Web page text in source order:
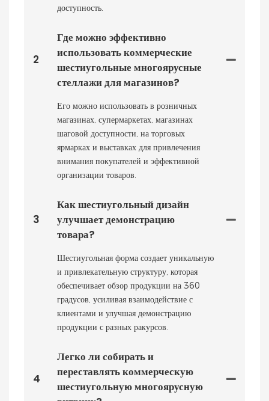
доступность.
2
Где можно эффективно
использовать коммерческие
шестиугольные многоярусные
стеллажи для магазинов?
Его можно использовать в розничных
магазинах, супермаркетах, магазинах
шаговой доступности, на торговых
ярмарках и выставках для привлечения
внимания покупателей и эффективной
организации товаров.
3
Как шестиугольный дизайн
улучшает демонстрацию
товара?
Шестиугольная форма создает уникальную
и привлекательную структуру, которая
обеспечивает обзор продукции на 360
градусов, усиливая взаимодействие с
клиентами и улучшая демонстрацию
продукции с разных ракурсов.
4
Легко ли собирать и
переставлять коммерческую
шестиугольную многоярусную